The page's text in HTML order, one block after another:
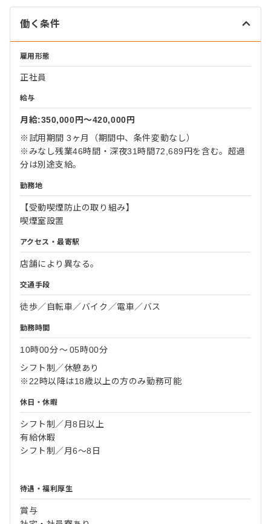
働く条件
雇用形態
正社員
給与
月給:350,000円〜420,000円
※試用期間 3ヶ月（期間中、条件変動なし）
※みなし残業46時間・深夜31時間72,689円を含む。超過
分は別途支給。
勤務地
【受動喫煙防止の取り組み】
喫煙室設置
アクセス・最寄駅
店舗により異なる。
交通手段
徒歩／自転車／バイク／電車／バス
勤務時間
10時00分〜05時00分
シフト制／休憩あり
※22時以降は18歳以上の方のみ勤務可能
休日・休暇
シフト制／月8日以上
有給休暇
シフト制／月6～8日
待遇・福利厚生
賞与